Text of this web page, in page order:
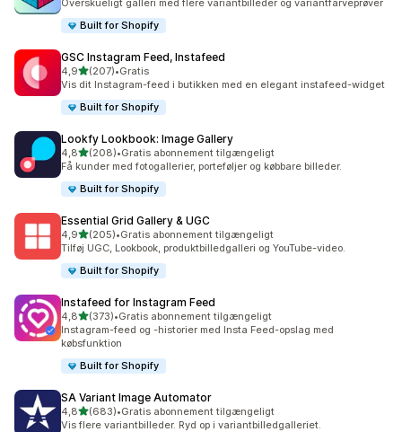
Overskueligt galleri med flere variantbilleder og variantfarveprøver
Built for Shopify
GSC Instagram Feed, Instafeed
4,9ud af 5 stjerner
(207)
207 anmeldelser i alt
•Gratis
Vis dit Instagram-feed i butikken med en elegant instafeed-widget
Built for Shopify
Lookfy Lookbook: Image Gallery
4,8ud af 5 stjerner
(208)
208 anmeldelser i alt
•Gratis abonnement tilgængeligt
Få kunder med fotogallerier, porteføljer og købbare billeder.
Built for Shopify
Essential Grid Gallery & UGC
4,9ud af 5 stjerner
(205)
205 anmeldelser i alt
•Gratis abonnement tilgængeligt
Tilføj UGC, Lookbook, produktbilledgalleri og YouTube-video.
Built for Shopify
Instafeed for Instagram Feed
4,8ud af 5 stjerner
(373)
373 anmeldelser i alt
•Gratis abonnement tilgængeligt
Instagram-feed og -historier med Insta Feed-opslag med
købsfunktion
Built for Shopify
SA Variant Image Automator
4,8ud af 5 stjerner
(683)
683 anmeldelser i alt
•Gratis abonnement tilgængeligt
Vis flere variantbilleder. Ryd op i variantbilledgalleriet.